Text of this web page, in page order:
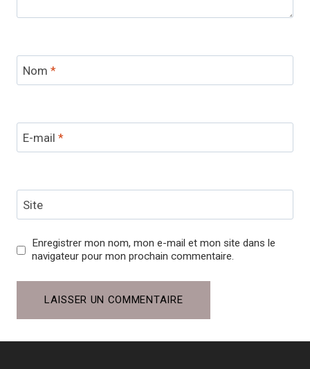
Nom *
E-mail *
Site
Enregistrer mon nom, mon e-mail et mon site dans le
navigateur pour mon prochain commentaire.